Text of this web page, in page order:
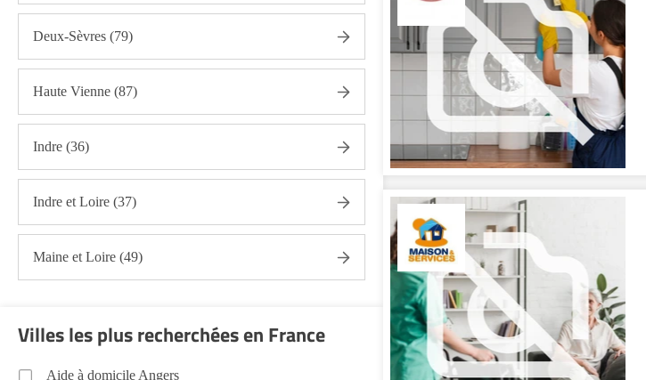
Deux-Sèvres (79)
Haute Vienne (87)
Indre (36)
Indre et Loire (37)
Maine et Loire (49)
Villes les plus recherchées en France
Aide à domicile Angers